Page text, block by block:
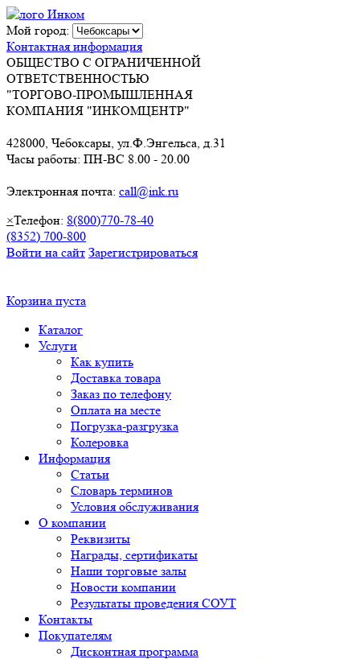
Мой город:
Контактная информация
ОБЩЕСТВО С ОГРАНИЧЕННОЙ
ОТВЕТСТВЕННОСТЬЮ
"ТОРГОВО-ПРОМЫШЛЕННАЯ
КОМПАНИЯ "ИНКОМЦЕНТР"
428000, Чебоксары, ул.Ф.Энгельса, д.31
Часы работы: ПН-ВС 8.00 - 20.00
Электронная почта: call@ink.ru
×Телефон: 8(800)770-78-40
(8352) 700-800
Войти на сайт Зарегистрироваться
Корзина пуста
Каталог
Услуги
Как купить
Доставка товара
Заказ по телефону
Оплата на месте
Погрузка-разгрузка
Колеровка
Информация
Статьи
Словарь терминов
Условия обслуживания
О компании
Реквизиты
Награды, сертификаты
Наши торговые залы
Новости компании
Результаты проведения СОУТ
Контакты
Покупателям
Дисконтная программа